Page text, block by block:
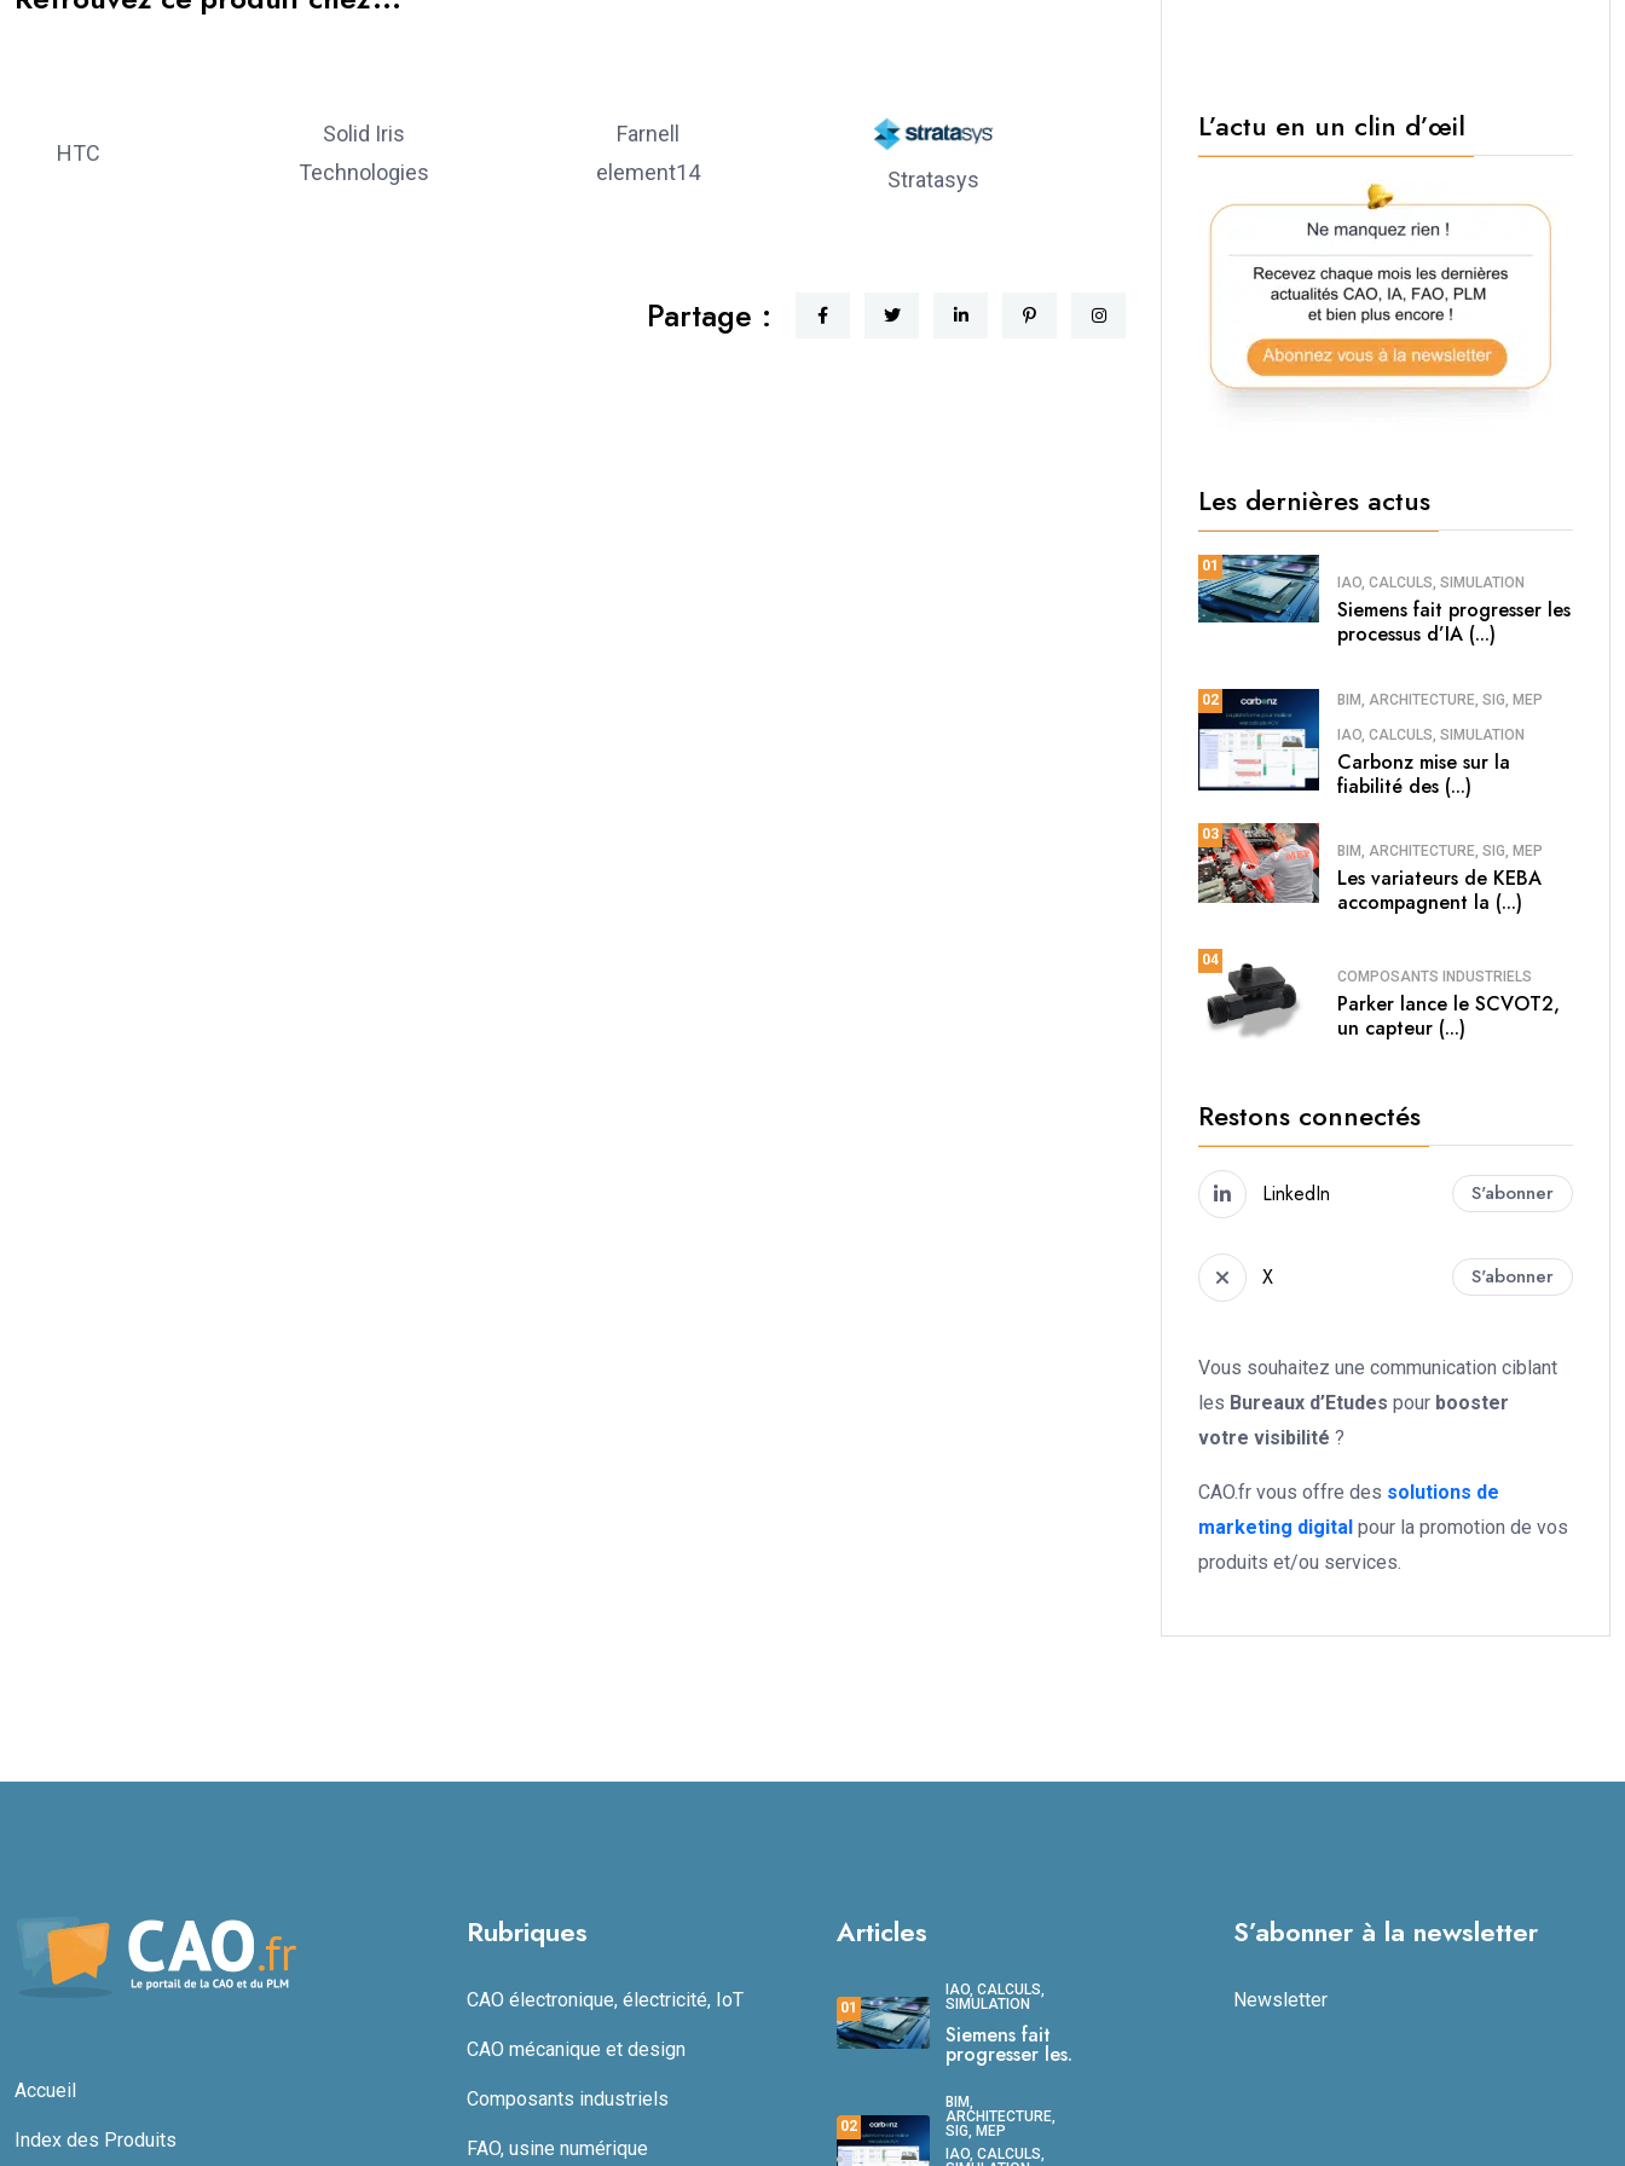
HTC
Solid Iris
Technologies
Farnell
element14
Stratasys
Partage :
L’actu en un clin d’œil
Les dernières actus
01
IAO, CALCULS, SIMULATION
Siemens fait progresser les
processus d’IA (...)
02 BIM, ARCHITECTURE, SIG, MEP
IAO, CALCULS, SIMULATION
Carbonz mise sur la
fiabilité des (...)
03
BIM, ARCHITECTURE, SIG, MEP
Les variateurs de KEBA
accompagnent la (...)
04
COMPOSANTS INDUSTRIELS
Parker lance le SCVOT2,
un capteur (...)
Restons connectés
LinkedIn S'abonner
X S'abonner
Vous souhaitez une communication ciblant
les Bureaux d’Etudes pour booster
votre visibilité ?
CAO.fr vous offre des solutions de
marketing digital pour la promotion de vos
produits et/ou services.
Accueil
Index des Produits
Rubriques
CAO électronique, électricité, IoT
CAO mécanique et design
Composants industriels
FAO, usine numérique
Articles
01
IAO, CALCULS,
SIMULATION
Siemens fait
progresser les.
02
BIM,
ARCHITECTURE,
SIG, MEP
IAO, CALCULS,
S’abonner à la newsletter
Newsletter